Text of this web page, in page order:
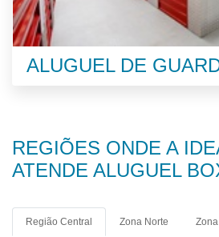
ALUGUEL DE
REGIÕES ONDE A
ATENDE ALUGUEL
Região Central Zona Norte